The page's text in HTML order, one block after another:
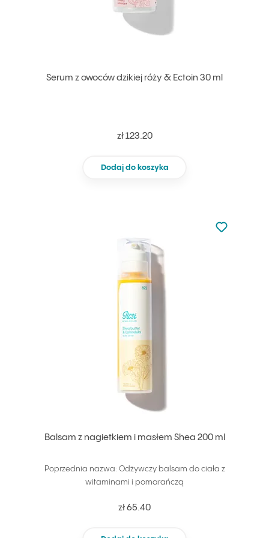
Serum z owoców dzikiej róży & Ectoin 30 ml
zł 123.20
Dodaj do koszyka
Balsam z nagietkiem i masłem Shea 200 ml
Poprzednia nazwa: Odżywczy balsam do ciała z
witaminami i pomarańczą
zł 65.40
Nie dodano
Dodaj do